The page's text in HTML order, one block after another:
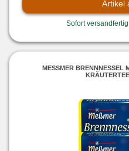
Artikel
Sofort
MESSMER BRENNNESSEL
RÄUTERTEE